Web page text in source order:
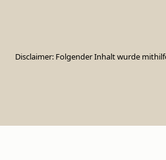
Disclaimer: Folgender Inhalt wurde